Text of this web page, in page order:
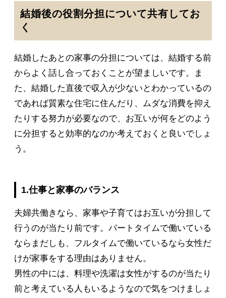
結婚後の役割分担について共有してお
く
結婚したあとの家事の分担については、結婚する前
からよく話し合っておくことが望ましいです。ま
た、結婚した直後で収入が少ないとわかっているの
であれば質素な住宅に住んだり、ムダな消費を抑え
たりする努力が必要なので、お互いが何をどのよう
に分担すると効率的なのか考えておくと良いでしょ
う。
1.仕事と家事のバランス
夫婦共働きなら、家事や子育てはお互いが分担して
行うのが当たり前です。パートタイムで働いている
ならまだしも、フルタイムで働いているなら女性だ
けが家事をする理由はありません。
男性の中には、料理や洗濯は女性がするのが当たり
前と考えている人もいるようなので気をつけましょ